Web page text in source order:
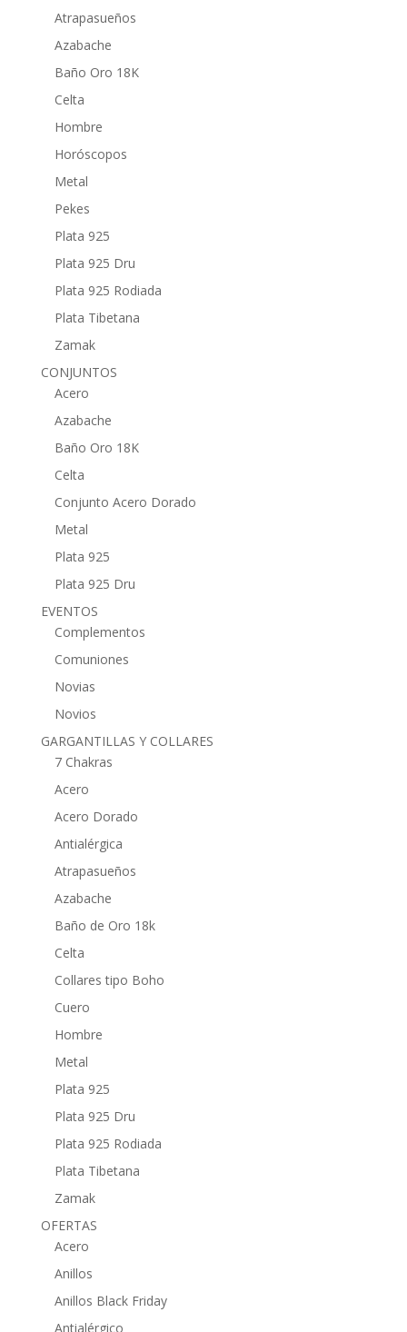
Atrapasueños
Azabache
Baño Oro 18K
Celta
Hombre
Horóscopos
Metal
Pekes
Plata 925
Plata 925 Dru
Plata 925 Rodiada
Plata Tibetana
Zamak
CONJUNTOS
Acero
Azabache
Baño Oro 18K
Celta
Conjunto Acero Dorado
Metal
Plata 925
Plata 925 Dru
EVENTOS
Complementos
Comuniones
Novias
Novios
GARGANTILLAS Y COLLARES
7 Chakras
Acero
Acero Dorado
Antialérgica
Atrapasueños
Azabache
Baño de Oro 18k
Celta
Collares tipo Boho
Cuero
Hombre
Metal
Plata 925
Plata 925 Dru
Plata 925 Rodiada
Plata Tibetana
Zamak
OFERTAS
Acero
Anillos
Anillos Black Friday
Antialérgico